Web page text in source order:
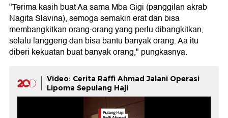
"Terima kasih buat Aa sama Mba Gigi (panggilan akrab
Nagita Slavina), semoga semakin erat dan bisa
membangkitkan orang-orang yang perlu dibangkitkan,
selalu langgeng dan bisa bantu banyak orang. Aa itu
diberi kekuatan buat banyak orang," pungkasnya.
Video: Cerita Raffi Ahmad Jalani Operasi
Lipoma Sepulang Haji